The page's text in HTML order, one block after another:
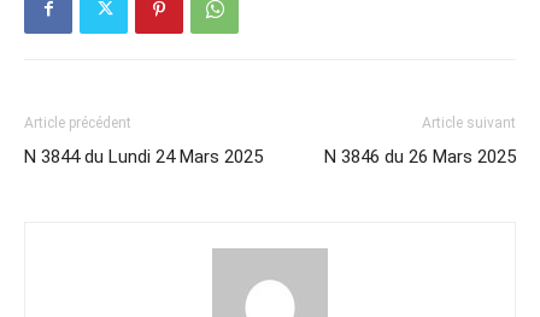
Article précédent
N 3844 du Lundi 24 Mars 2025
Article suivant
N 3846 du 26 Mars 2025